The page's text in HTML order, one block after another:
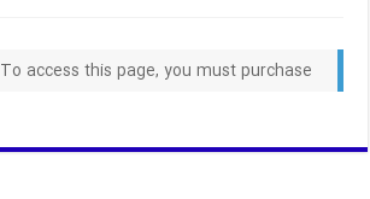
To access this page, you must purchase